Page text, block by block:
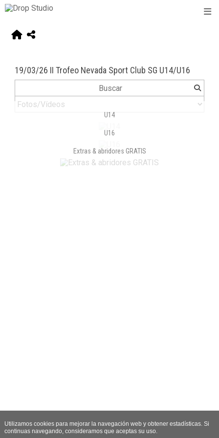
19/03/26 II Trofeo Nevada Sport Club SG U14/U16
U14
U16
Extras & abridores GRATIS
Utilizamos cookies para mejorar la navegación web y obtener estadísticas. Si
continuas navegando, consideramos que aceptas su uso.